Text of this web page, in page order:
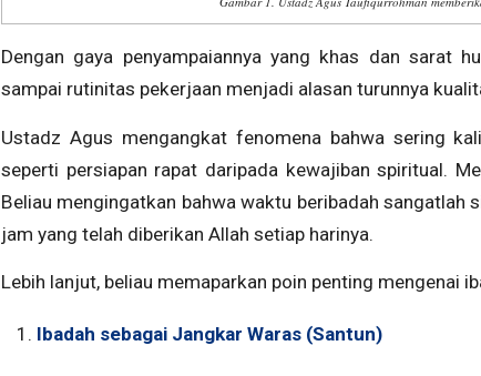
Dengan gaya penyampaiannya yang khas dan sarat
sampai rutinitas pekerjaan menjadi alasan turunnya
Ustadz Agus mengangkat fenomena bahwa sering
seperti persiapan rapat daripada kewajiban spiritual.
Beliau mengingatkan bahwa waktu beribadah
jam yang telah diberikan Allah setiap harinya.
Lebih lanjut, beliau memaparkan poin penting mengenai
Ibadah sebagai Jangkar Waras (Santun)